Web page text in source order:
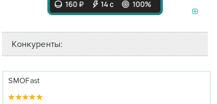
Конкуренты:
SMOFast